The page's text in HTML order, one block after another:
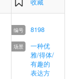
8198
一种优
雅/得体/
有趣的
表达方